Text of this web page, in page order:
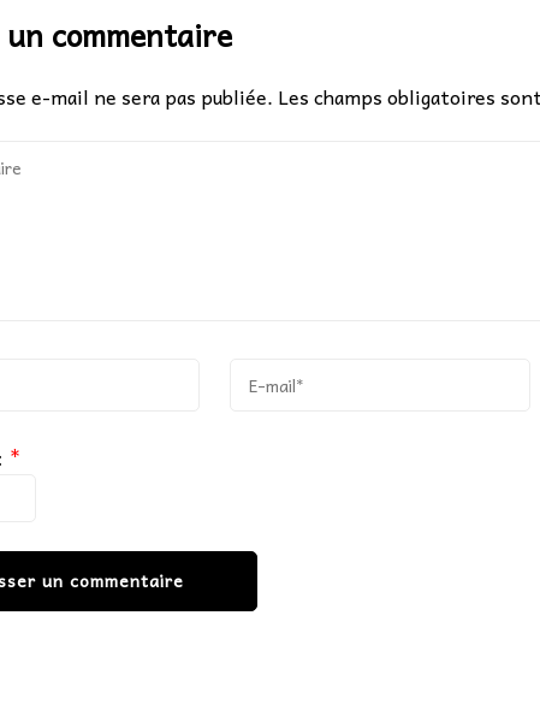
commentaire
e-mail ne sera pas publiée. Les champs obligatoires
*